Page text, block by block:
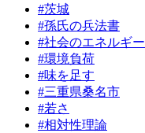
#茨城
#孫氏の兵法書
#社会のエネルギー
#環境負荷
#味を足す
#三重県桑名市
#若さ
#相対性理論